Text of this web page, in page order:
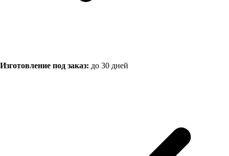
Изготовление под заказ: до 30 дней